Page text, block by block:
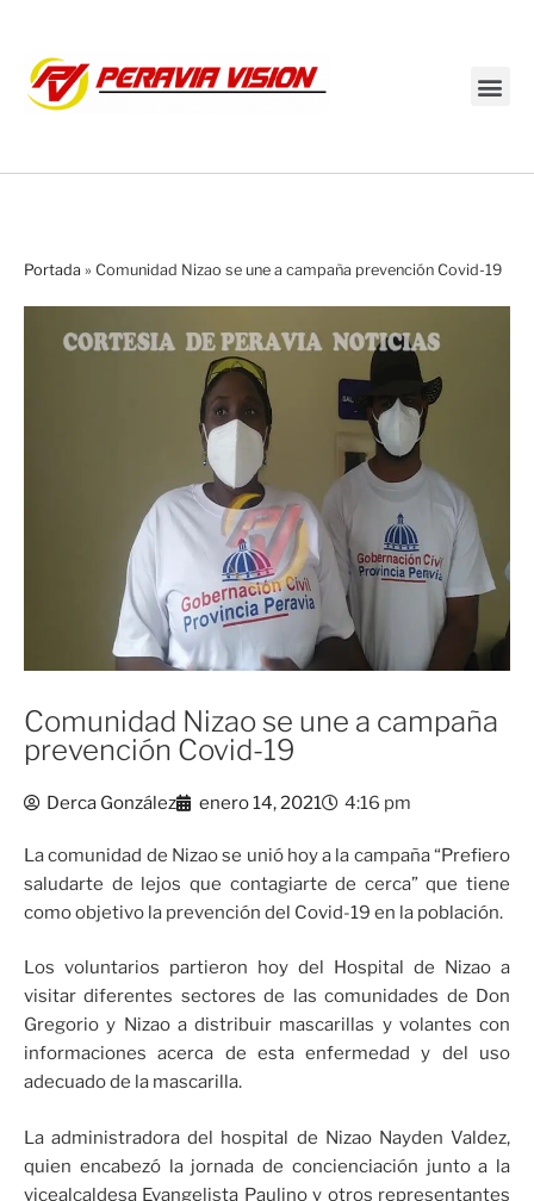
Portada » Comunidad Nizao se une a campaña prevención Covid-19
Comunidad Nizao se une a campaña
prevención Covid-19
Derca González enero 14, 2021 4:16 pm
La comunidad de Nizao se unió hoy a la campaña “Prefiero
saludarte de lejos que contagiarte de cerca” que tiene
como objetivo la prevención del Covid-19 en la población.
Los voluntarios partieron hoy del Hospital de Nizao a
visitar diferentes sectores de las comunidades de Don
Gregorio y Nizao a distribuir mascarillas y volantes con
informaciones acerca de esta enfermedad y del uso
adecuado de la mascarilla.
La administradora del hospital de Nizao Nayden Valdez,
quien encabezó la jornada de concienciación junto a la
vicealcaldesa Evangelista Paulino y otros representantes